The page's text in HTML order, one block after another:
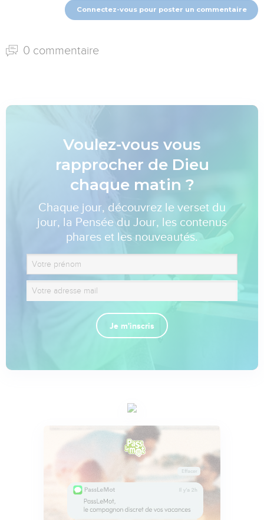
Connectez-vous pour poster un commentaire
0 commentaire
Voulez-vous vous
rapprocher de Dieu
chaque matin ?
Chaque jour, découvrez le verset du
jour, la Pensée du Jour, les contenus
phares et les nouveautés.
Je m'inscris